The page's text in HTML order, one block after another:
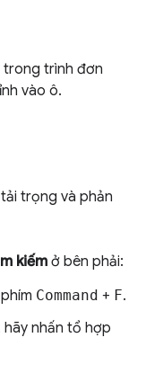
trình đơn
vào ô.
trọng và phản
kiếmở bên phải:
Command + F.
hãy nhấn tổ hợp